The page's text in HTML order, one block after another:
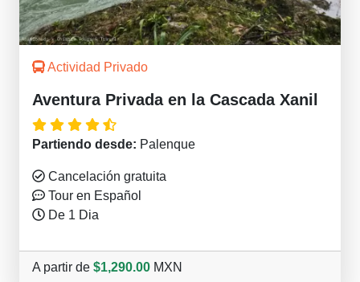
Actividad Privado
Aventura Privada en la Cascada Xanil
Partiendo desde: Palenque
Cancelación gratuita
Tour en Español
De 1 Dia
A partir de $1,290.00 MXN